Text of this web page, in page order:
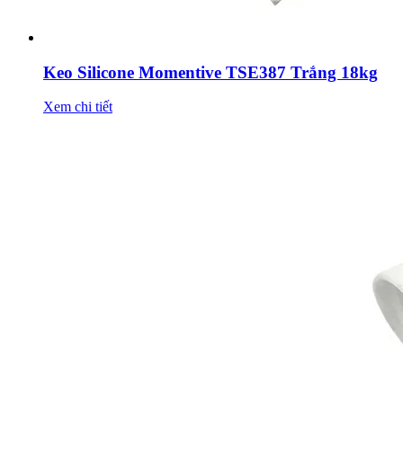
Keo Silicone Momentive TSE387 Trắng 18kg
Xem chi tiết